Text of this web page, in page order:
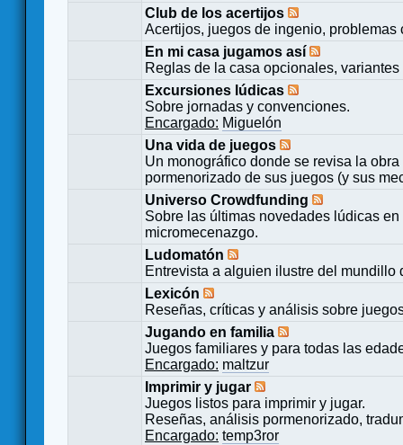
Club de los acertijos
Acertijos, juegos de ingenio,
En mi casa jugamos así
Reglas de la casa opcionales,
Excursiones lúdicas
Sobre jornadas y convenciones.
Encargado: Miguelón
Una vida de juegos
Un monográfico donde se revisa la
pormenorizado de sus juegos (y sus
Universo Crowdfunding
Sobre las últimas novedades lúdicas
micromecenazgo.
Ludomatón
Entrevista a alguien ilustre del mundillo
Lexicón
Reseñas, críticas y análisis sobre
Jugando en familia
Juegos familiares y para todas las
Encargado: maltzur
Imprimir y jugar
Juegos listos para imprimir y jugar.
Reseñas, análisis pormenorizado,
Encargado: temp3ror